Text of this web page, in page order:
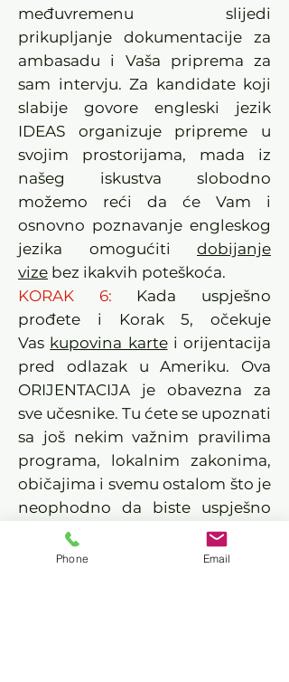
međuvremenu slijedi
prikupljanje dokumentacije za
ambasadu i Vaša priprema za
sam intervju. Za kandidate koji
slabije govore engleski jezik
IDEAS organizuje pripreme u
svojim prostorijama, mada iz
našeg iskustva slobodno
možemo reći da će Vam i
osnovno poznavanje engleskog
jezika omogućiti dobijanje
vize bez ikakvih poteškoća.
KORAK 6: Kada uspješno
prođete i Korak 5, očekuje
Vas kupovina kartei orijentacija
pred odlazak u Ameriku. Ova
ORIJENTACIJA je obavezna za
sve učesnike. Tu ćete se upoznati
sa još nekim važnim pravilima
programa, lokalnim zakonima,
običajima i svemu ostalom što je
neophodno da biste uspješno
kompletirali program.
Važna napomena: U svakom
Phone Email